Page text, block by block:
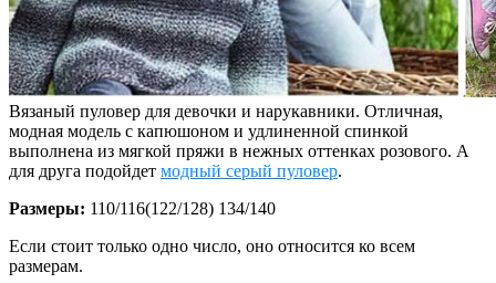
Вязаный пуловер для девочки и нарукавники. Отличная,
модная модель с капюшоном и удлиненной спинкой
выполнена из мягкой пряжи в нежных оттенках розового. А
для друга подойдет модный серый пуловер.
Размеры: 110/116(122/128) 134/140
Если стоит только одно число, оно относится ко всем
размерам.